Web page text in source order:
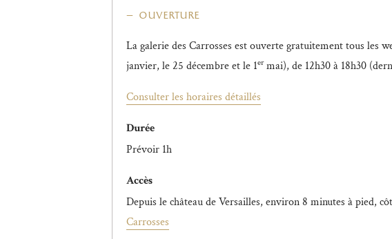
ouverture
La galerie des Carrosses est ouverte gratuitement tous les
janvier, le 25 décembre et le 1ermai), de 12h30 à 18h30
Consulter les horaires détaillés
Durée
Prévoir 1h
Accès
Depuis le château de Versailles, environ 8 minutes à pied,
Carrosses